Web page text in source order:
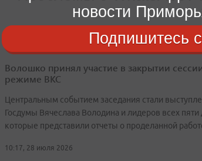
Волошко принял участие в закрытии
режиме ВКС
Центральным событием заседания стали
Госдумы Вячеслава Володина и лидеров всех
которые представили отчеты о проделанной
10:17, 28 июля 2026
новости
Подпишитесь